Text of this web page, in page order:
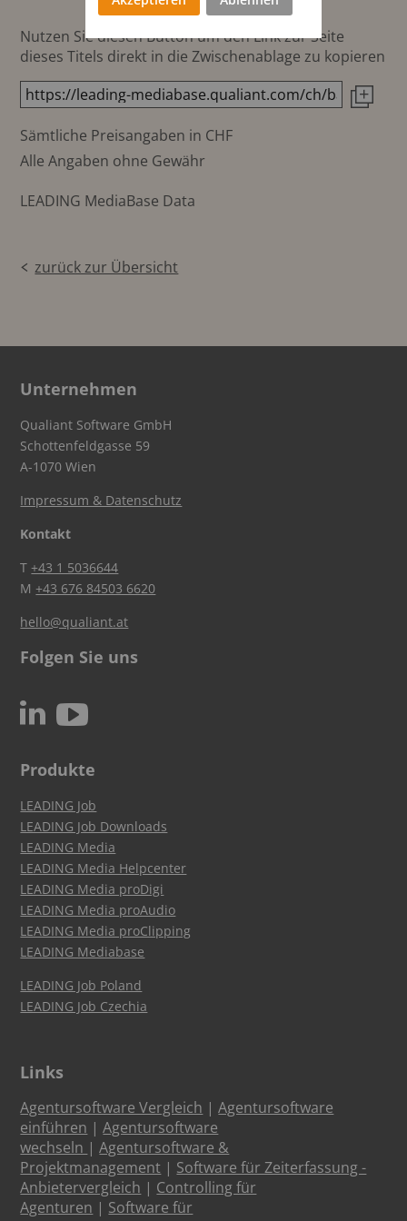
Nutzen Sie diesen Button um den Link zur Seite
dieses Titels direkt in die Zwischenablage zu kopieren
Sämtliche Preisangaben in CHF
Alle Angaben ohne Gewähr
LEADING MediaBase Data
zurück zur Übersicht
Unternehmen
Qualiant Software GmbH
Schottenfeldgasse 59
A-1070 Wien
Impressum & Datenschutz
Kontakt
T+43 1 5036644
M+43 676 84503 6620
hello@qualiant.at
Folgen Sie uns
N c
Produkte
LEADING Job
LEADING Job Downloads
LEADING Media
LEADING Media Helpcenter
LEADING Media proDigi
LEADING Media proAudio
LEADING Media proClipping
LEADING Mediabase
LEADING Job Poland
LEADING Job Czechia
Links
Agentursoftware Vergleich |Agentursoftware
einführen |Agentursoftware
wechseln |Agentursoftware &
Projektmanagement | Software für Zeiterfassung -
Anbietervergleich | Controlling für
Agenturen | Software für